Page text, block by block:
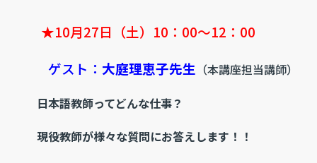
★10月27日（土）10：00～12：00
ゲスト： 大庭理恵子先生 （本講座担当講師）
日本語教師ってどんな仕事？
現役教師が様々な質問にお答えします！！